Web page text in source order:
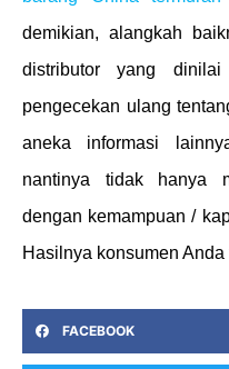
demikian, alangkah
distributor yang
pengecekan ulang
aneka informasi
nantinya tidak hanya
dengan kemampuan /
Hasilnya konsumen
FACEBOOK